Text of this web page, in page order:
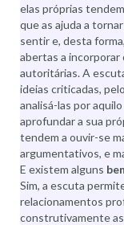
elas próprias
que as ajuda a
sentir e, desta
abertas a
autoritárias. A
ideias criticadas,
analisá-las por
aprofundar a sua
tendem a ouvir-se
argumentativos, e
E existem alguns
Sim, a escuta
relacionamentos
construtivamente